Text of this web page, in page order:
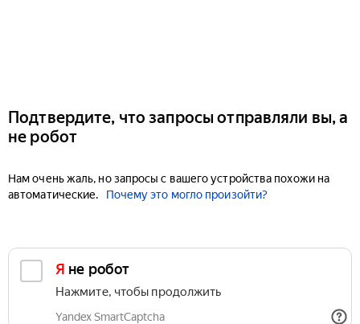
Подтвердите, что запросы отправляли вы, а
не робот
Нам очень жаль, но запросы с вашего устройства похожи на
автоматические.
Почему это могло произойти?
Я не робот
Нажмите, чтобы продолжить
Yandex SmartCaptcha